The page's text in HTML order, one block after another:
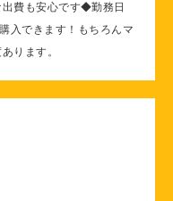
費も安心です◆勤務日
入できます！もちろんマ
ります。